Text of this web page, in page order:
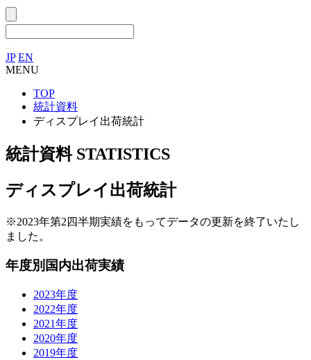
JP EN
MENU
TOP
統計資料
ディスプレイ出荷統計
統計資料 STATISTICS
ディスプレイ出荷統計
※2023年第2四半期実績をもってデータの更新を終了いたし
ました。
年度別国内出荷実績
2023年度
2022年度
2021年度
2020年度
2019年度